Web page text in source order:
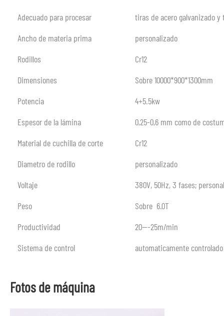
Adecuado para procesar
tiras de acero galvanizado
Ancho de materia prima
personalizado
Rodillos
Cr12
Dimensiones
Sobre 10000*900*1300mm
Potencia
4+5.5kw
Espesor de la lámina
0,25-0,6 mm como de
Material de cuchilla de corte
Cr12
Diametro de rodillo
personalizado
Voltaje
380V, 50Hz, 3 fases;
Peso
Sobre 6.0T
Productividad
20—-25m/min
Sistema de control
automaticamente
Fotos de máquina